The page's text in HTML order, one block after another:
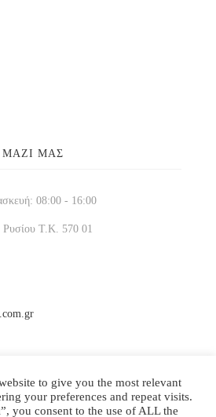
ΜΑΖΊ ΜΑΣ
08:00 - 16:00
Τ.Κ. 570 01
to give you the most relevant
your preferences and repeat visits.
you consent to the use of ALL the